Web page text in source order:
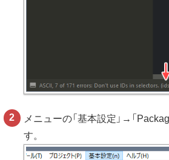
メニューの「基本設定」→「
す。